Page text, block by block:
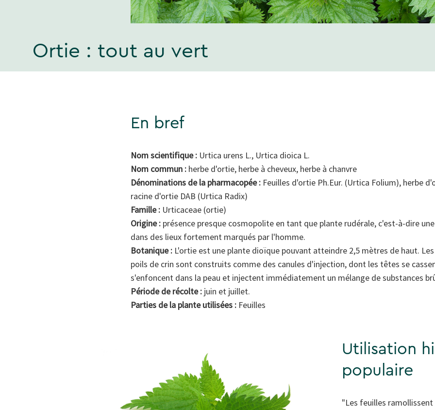
Ortie : tout au vert
En bref
Nom scientifique :Urtica urens L., Urtica dioica L.
Nom commun :herbe d'ortie, herbe à cheveux, herbe à chanvre
Dénominations de la pharmacopée :Feuilles d'ortie Ph.Eur. (Urtica Folium), herbe
racine d'ortie DAB (Urtica Radix)
Famille :Urticaceae (ortie)
Origine :présence presque cosmopolite en tant que plante rudérale, c'est-à-dire
dans des lieux fortement marqués par l'homme.
Botanique :L'ortie est une plante dioïque pouvant atteindre 2,5 mètres de haut.
poils de crin sont construits comme des canules d'injection, dont les têtes se
s'enfoncent dans la peau et injectent immédiatement un mélange de substances
Période de récolte :juin et juillet.
Parties de la plante utilisées :Feuilles
Utilisation
populaire
"Les feuilles